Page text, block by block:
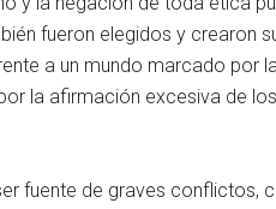
fueron elegidos y crearon
a un mundo marcado por
la afirmación excesiva de
fuente de graves conflictos,